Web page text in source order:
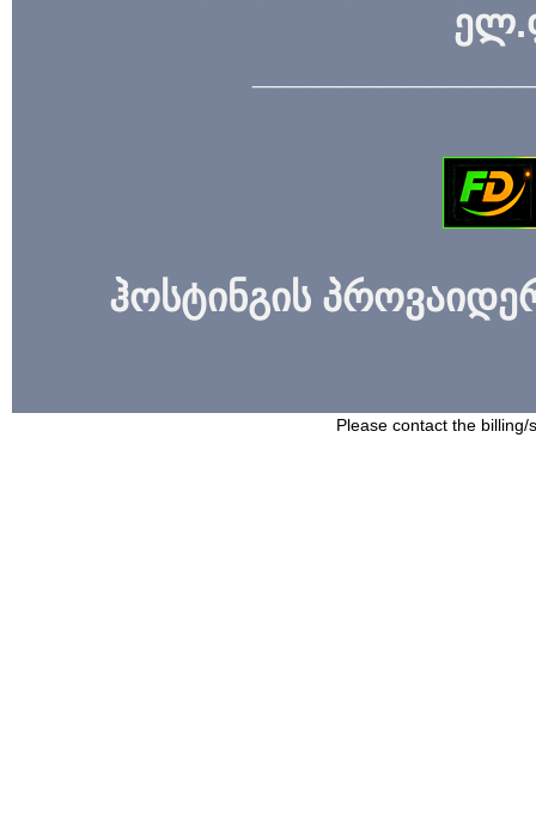
ჰოსტინგის
Please contact the